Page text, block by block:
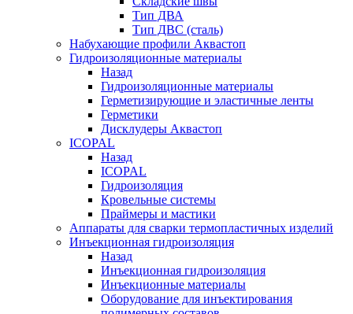
Тип ДВА
Тип ДВС (сталь)
Набухающие профили Аквастоп
Гидроизоляционные материалы
Назад
Гидроизоляционные материалы
Герметизирующие и эластичные ленты
Герметики
Дисклудеры Аквастоп
ICOPAL
Назад
ICOPAL
Гидроизоляция
Кровельные системы
Праймеры и мастики
Аппараты для сварки термопластичных изделий
Инъекционная гидроизоляция
Назад
Инъекционная гидроизоляция
Инъекционные материалы
Оборудование для инъектирования